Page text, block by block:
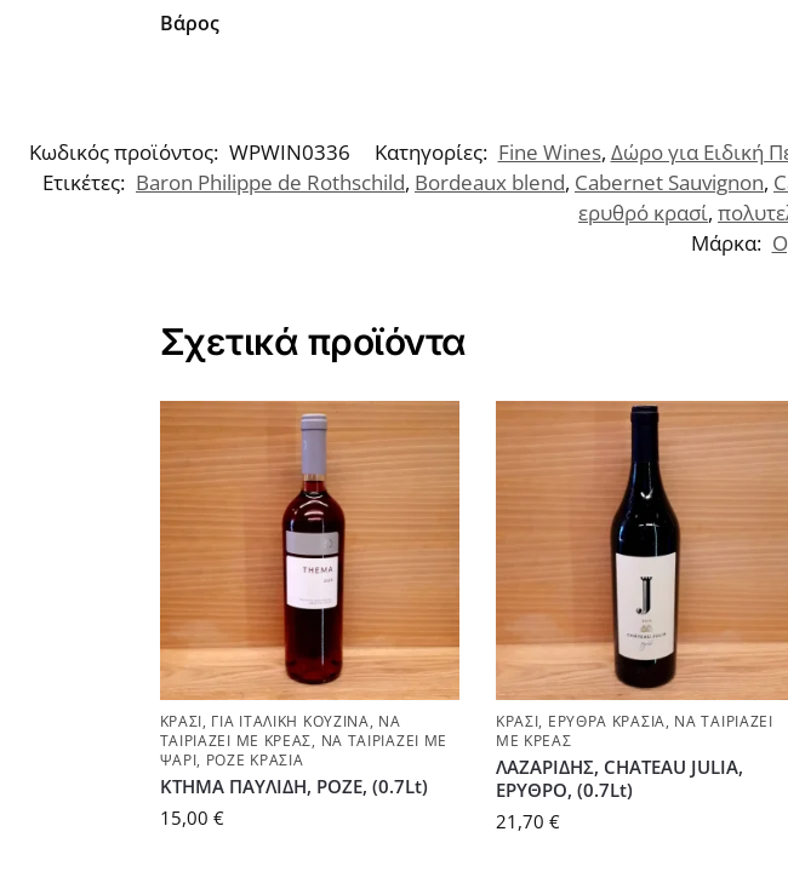
Βάρος
Κωδικός προϊόντος: WPWIN0336 Κατηγορίες: Fine Wines, Δώρο για Ειδική
Ετικέτες: Baron Philippe de Rothschild, Bordeaux blend, Cabernet Sauvignon,
ερυθρό κρασί,
Μάρκα:
Σχετικά προϊόντα
ΚΡΑΣΊ, ΓΙΑ ΙΤΑΛΙΚΉ ΚΟΥΖΊΝΑ, ΝΑ
ΤΑΙΡΙΆΖΕΙ ΜΕ ΚΡΈΑΣ, ΝΑ ΤΑΙΡΙΆΖΕΙ ΜΕ
ΨΆΡΙ, ΡΟΖΈ ΚΡΑΣΙΆ
ΚΤΗΜΑ ΠΑΥΛΙΔΗ, ΡΟΖΕ, (0.7Lt)
15,00 €
ΚΡΑΣΊ, ΕΡΥΘΡΆ ΚΡΑΣΙΆ, ΝΑ ΤΑΙΡΙΆΖΕΙ
ΜΕ ΚΡΈΑΣ
ΛΑΖΑΡΙΔΗΣ, CHATEAU JULIA,
ΕΡΥΘΡΟ, (0.7Lt)
21,70 €